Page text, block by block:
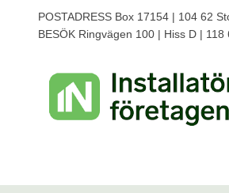
POSTADRESS Box 17154 | 104 62
BESÖK Ringvägen 100 | Hiss D | 118